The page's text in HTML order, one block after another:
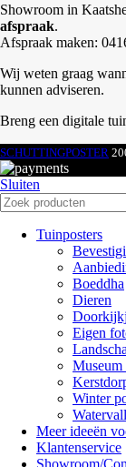
Showroom in
afspraak.
Afspraak maken:
Wij weten graag
kunnen adviseren.
Breng een digitale
SCHUTTINGPOSTER
Sluiten
Tuinposters
Boeddha
Dieren
Eigen
Museum
Winter
Meer ideeën
Klantenservice
Showroom/